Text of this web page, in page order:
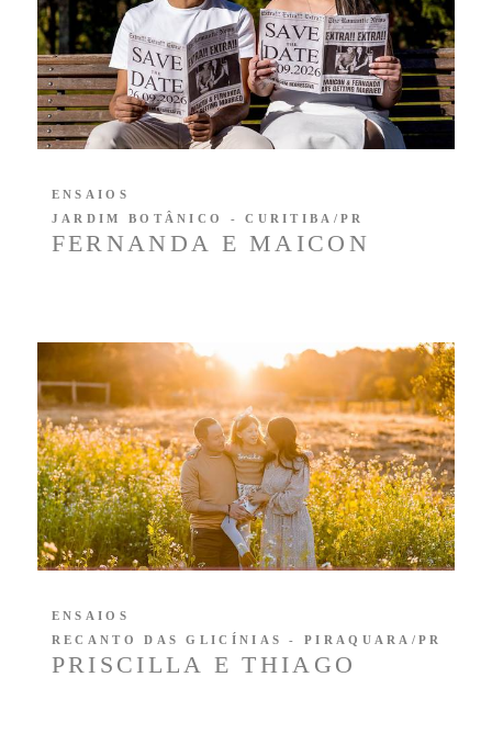
FERNANDA E MAICON
ENSAIOS
JARDIM BOTÂNICO - CURITIBA/PR
PRISCILLA E THIAGO
ENSAIOS
RECANTO DAS GLICÍNIAS - PIRAQUARA/PR